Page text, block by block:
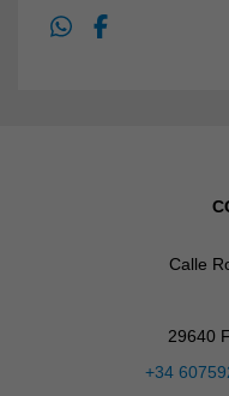
Calle
29640
+34